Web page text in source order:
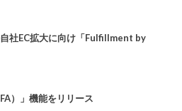
社EC拡大に向け「Fulfillment by
）」機能をリリース